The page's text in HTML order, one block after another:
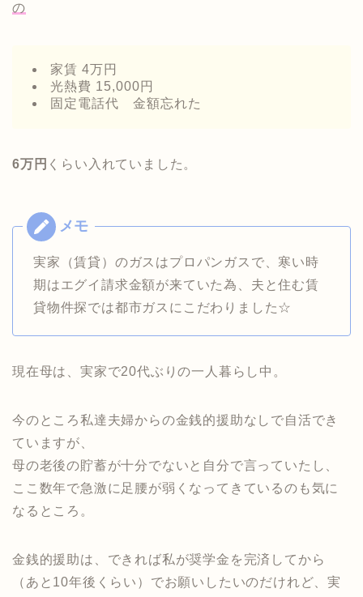
の
家賃 4万円
光熱費 15,000円
固定電話代 金額忘れた
6万円 くらい入れていました。
実家（賃貸）のガスはプロパンガスで、寒い時
期はエグイ請求金額が来ていた為、夫と住む賃
貸物件探では都市ガスにこだわりました☆
現在母は、実家で20代ぶりの一人暮らし中。
今のところ私達夫婦からの金銭的援助なしで自活でき
ていますが、
母の老後の貯蓄が十分でないと自分で言っていたし、
ここ数年で急激に足腰が弱くなってきているのも気に
なるところ。
金銭的援助は、できれば私が奨学金を完済してから
（あと10年後くらい）でお願いしたいのだけれど、実